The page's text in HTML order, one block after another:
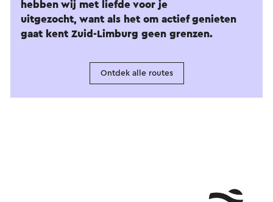
hebben wij met liefde voor je
uitgezocht, want als het om actief genieten
gaat kent Zuid-Limburg geen grenzen.
Ontdek alle routes